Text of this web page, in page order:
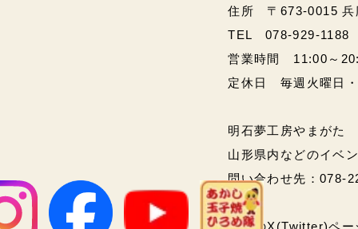
住所 〒673-0015 兵
TEL 078-929-1188
営業時間 11:00～
定休日 毎週火曜日
明石夢工房やまがた
山形県内などのイベ
問い合わせ先：078-
当店のX(Twitter)ペー